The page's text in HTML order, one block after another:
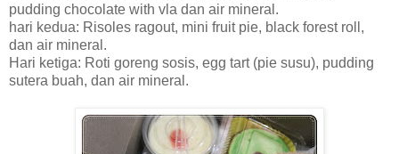
pudding chocolate with vla dan air mineral.
hari kedua: Risoles ragout, mini fruit pie, black forest roll,
dan air mineral.
Hari ketiga: Roti goreng sosis, egg tart (pie susu), pudding
sutera buah, dan air mineral.